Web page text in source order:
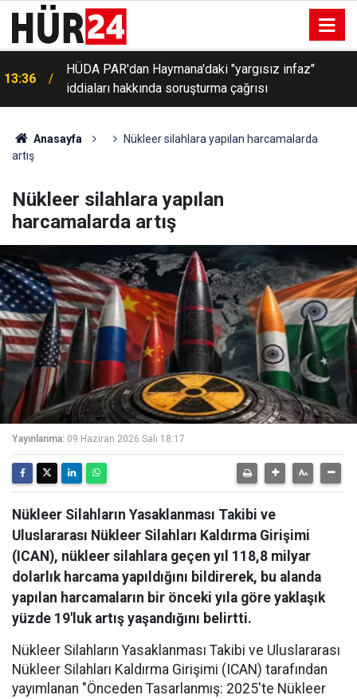
13:36
HÜDA PAR'dan Haymana'daki "yargısız infaz"
iddiaları hakkında soruşturma çağrısı
Anasayfa
Nükleer silahlara yapılan harcamalarda
artış
Nükleer silahlara yapılan
harcamalarda artış
Yayınlanma: 09 Haziran 2026 Salı 18:17
Nükleer Silahların Yasaklanması Takibi ve
Uluslararası Nükleer Silahları Kaldırma Girişimi
(ICAN), nükleer silahlara geçen yıl 118,8 milyar
dolarlık harcama yapıldığını bildirerek, bu alanda
yapılan harcamaların bir önceki yıla göre yaklaşık
yüzde 19'luk artış yaşandığını belirtti.
Nükleer Silahların Yasaklanması Takibi ve Uluslararası
Nükleer Silahları Kaldırma Girişimi (ICAN) tarafından
yayımlanan "Önceden Tasarlanmış: 2025'te Nükleer